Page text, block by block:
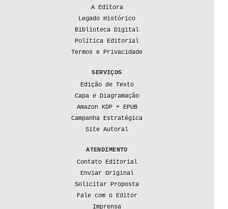
A Editora
Legado Histórico
Biblioteca Digital
Política Editorial
Termos e Privacidade
SERVIÇOS
Edição de Texto
Capa e Diagramação
Amazon KDP + EPUB
Campanha Estratégica
Site Autoral
ATENDIMENTO
Contato Editorial
Enviar Original
Solicitar Proposta
Fale com o Editor
Imprensa